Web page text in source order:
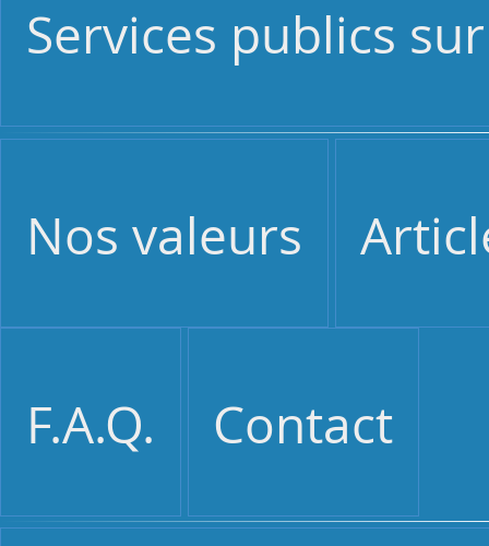
Services publics
Nos valeurs
F.A.Q. Contact